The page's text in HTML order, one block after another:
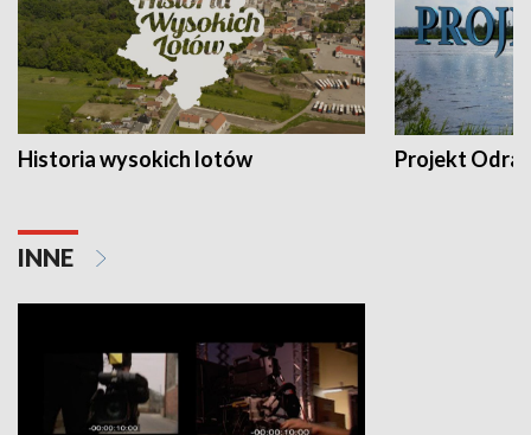
Historia wysokich lotów Projekt Odra
INNE